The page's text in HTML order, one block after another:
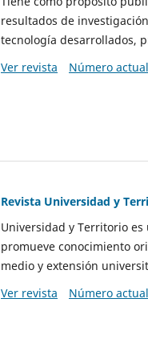
resultados de
tecnología desarrollados,
Ver revista
Número actual
Revista Universidad y
Universidad y Territorio
promueve conocimiento
medio y extensión
Ver revista
Número actual